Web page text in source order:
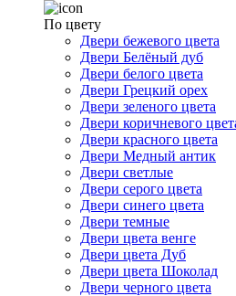
По цвету
Двери бежевого цвета
Двери Белёный дуб
Двери белого цвета
Двери Грецкий орех
Двери зеленого цвета
Двери коричневого
Двери красного цвета
Двери Медный антик
Двери светлые
Двери серого цвета
Двери синего цвета
Двери темные
Двери цвета венге
Двери цвета Дуб
Двери цвета Шоколад
Двери черного цвета